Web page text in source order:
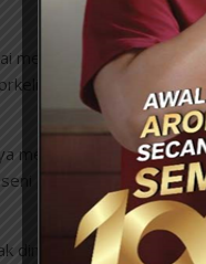
memiliki daya tarik
dandiving
, serta
menawarkan
pertunjukan, batik,
diminati karena